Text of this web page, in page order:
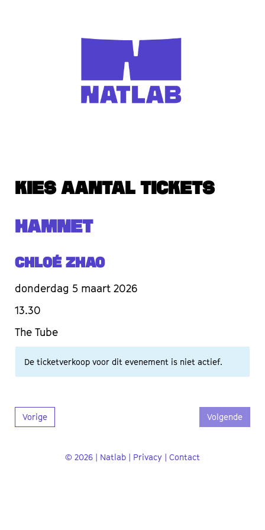
KIES AANTAL TICKETS
HAMNET
Chloé Zhao
donderdag 5 maart 2026
13.30
The Tube
De ticketverkoop voor dit evenement is niet actief.
Vorige Volgende
© 2026 | Natlab | Privacy | Contact